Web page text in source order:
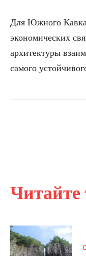
Читайте
Для Южного
экономических
архитектуры
самого